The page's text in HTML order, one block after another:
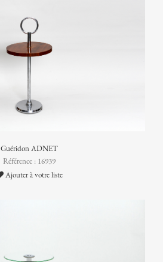
Guéridon ADNET
Référence : 16939
Ajouter à votre liste